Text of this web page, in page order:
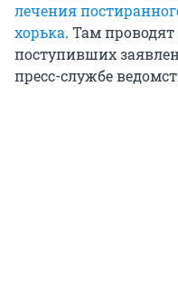
лечения
хорька. Там
поступивших
пресс-службе